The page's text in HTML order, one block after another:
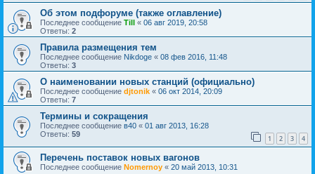
Об этом подфоруме (также оглавление)
Последнее сообщение Till « 06 авг 2019, 20:58
Ответы: 2
Правила размещения тем
Последнее сообщение Nikdoge « 08 фев 2016, 11:48
Ответы: 3
О наименовании новых станций (официально)
Последнее сообщение djtonik « 06 окт 2014, 20:09
Ответы: 7
Термины и сокращения
Последнее сообщение в40 « 01 авг 2013, 16:28
Ответы: 59 1 2 3 4
Перечень поставок новых вагонов
Последнее сообщение Nomernoy « 20 май 2013, 10:31